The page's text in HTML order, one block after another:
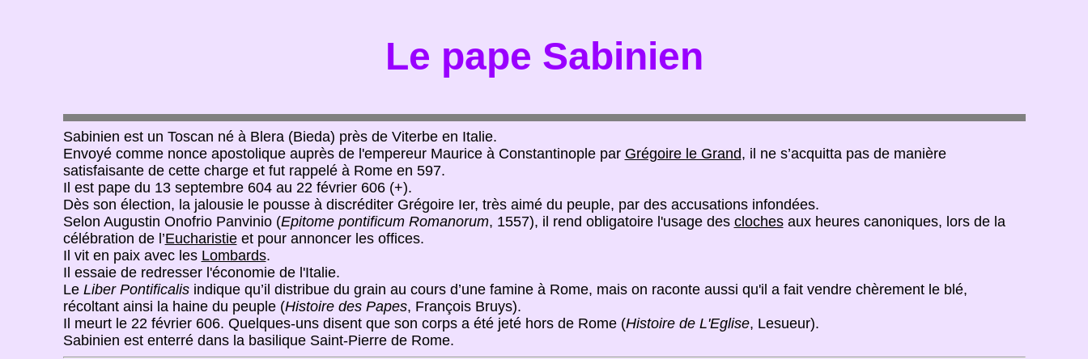
Le pape Sabinien
Sabinien est un Toscan né à Blera (Bieda) près de Viterbe en Italie.
Envoyé comme nonce apostolique auprès de l'empereur Maurice à Constantinople par Grégoire le Grand, il ne s’acquitta pas de manière
satisfaisante de cette charge et fut rappelé à Rome en 597.
Il est pape du 13 septembre 604 au 22 février 606 (+).
Dès son élection, la jalousie le pousse à discréditer Grégoire Ier, très aimé du peuple, par des accusations infondées.
Selon Augustin Onofrio Panvinio (Epitome pontificum Romanorum, 1557), il rend obligatoire l'usage des clochesaux heures canoniques, lors de la
célébration de l’Eucharistieet pour annoncer les offices.
Il vit en paix avec les Lombards.
Il essaie de redresser l'économie de l'Italie.
Le Liber Pontificalisindique qu’il distribue du grain au cours d’une famine à Rome, mais on raconte aussi qu'il a fait vendre chèrement le blé,
récoltant ainsi la haine du peuple (Histoire des Papes, François Bruys).
Il meurt le 22 février 606. Quelques-uns disent que son corps a été jeté hors de Rome (Histoire de L'Eglise, Lesueur).
Sabinien est enterré dans la basilique Saint-Pierre de Rome.